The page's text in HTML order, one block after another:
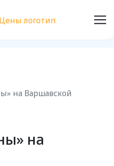
на Варшавской
на